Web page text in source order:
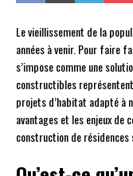
Le vieillissement de la
années à venir. Pour faire
s’impose comme une
constructibles
projets d’habitat adapté à
avantages et les enjeux de
construction de résidences